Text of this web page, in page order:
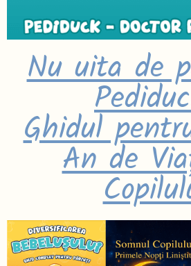
Nu uita de
Ghidul
An de